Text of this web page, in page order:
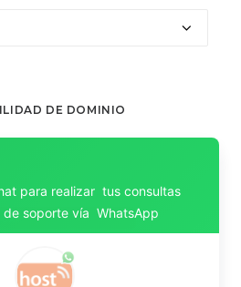
DE DOMINIO
para realizar tus consultas
de soporte vía WhatsApp